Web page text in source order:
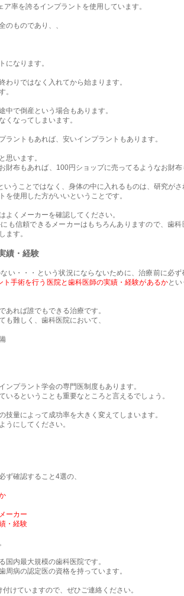
率を誇るインプラントを使用しています。
のものであり、、
になります。
わりではなく入れてから始まります。
。
中で倒産という場合もあります。
くなってしまいます。
ラントもあれば、安いインプラントもあります。
思います。
財布もあれば、100円ショップに売ってるようなお財布
いうことではなく、身体の中に入れるものは、研究がさ
を使用した方がいいということです。
よくメーカーを確認してください。
も信頼できるメーカーはもちろんありますので、歯科
ます。
績・経験
い・・・という状況にならないために、治療前に必ず
ト手術を行う医院と歯科医師の実績・経験があるかとい
あれば誰でもできる治療です。
も難しく、歯科医院において、
ンプラント学会の専門医制度もあります。
いるということも重要なところと言えるでしょう。
技量によって成功率を大きく変えてしまいます。
うにしてください。
ず確認すること4選の、
ーカー
・経験
国内最大規模の歯科医院です。
周病の認定医の資格を持っています。
けていますので、ぜひご連絡ください。